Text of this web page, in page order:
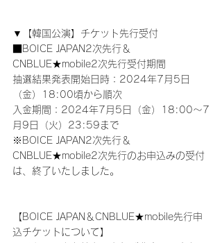
▼【韓国公演】チケット先行受付
■BOICE JAPAN2次先行＆
CNBLUE★mobile2次先行受付期間
抽選結果発表開始日時：2024年7月5日
（金）18:00頃から順次
入金期間：2024年7月5日（金）18:00～7
月9日（火）23:59まで
※BOICE JAPAN2次先行＆
CNBLUE★mobile2次先行のお申込みの受付
は、終了いたしました。
【BOICE JAPAN＆CNBLUE★mobile先行申
込チケットについて】